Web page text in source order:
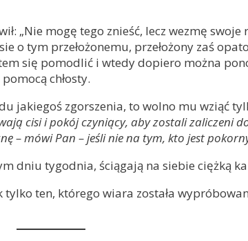
„Nie mogę tego znieść, lecz wezmę
o tym przełożonemu, przełożony zaś
się pomodlić i wtedy dopiero można
chłosty.
jakiegoś zgorszenia, to wolno mu wziąć
cisi i pokój czyniący, aby zostali zaliczeni
– mówi Pan – jeśli nie na tym, kto jest
dniu tygodnia, ściągają na siebie ciężką
ten, którego wiara została